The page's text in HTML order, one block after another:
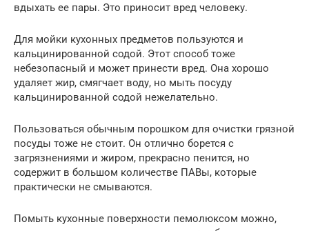
вдыхать ее пары. Это приносит вред человеку.
Для мойки кухонных предметов пользуются и
кальцинированной содой. Этот способ тоже
небезопасный и может принести вред. Она хорошо
удаляет жир, смягчает воду, но мыть посуду
кальцинированной содой нежелательно.
Пользоваться обычным порошком для очистки грязной
посуды тоже не стоит. Он отлично борется с
загрязнениями и жиром, прекрасно пенится, но
содержит в большом количестве ПАВы, которые
практически не смываются.
Помыть кухонные поверхности пемолюксом можно,